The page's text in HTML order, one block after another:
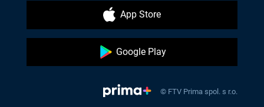
App Store
Google Play
© FTV Prima spol. s r.o.